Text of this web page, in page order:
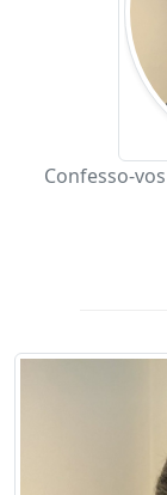
Confesso-